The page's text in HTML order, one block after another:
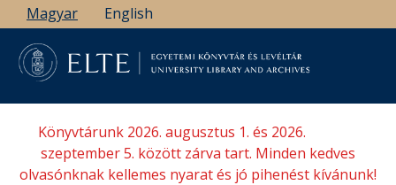
Ugrás
a
tartalomra
Magyar English
Könyvtárunk 2026. augusztus 1. és 2026.
szeptember 5. között zárva tart. Minden kedves
olvasónknak kellemes nyarat és jó pihenést kívánunk!